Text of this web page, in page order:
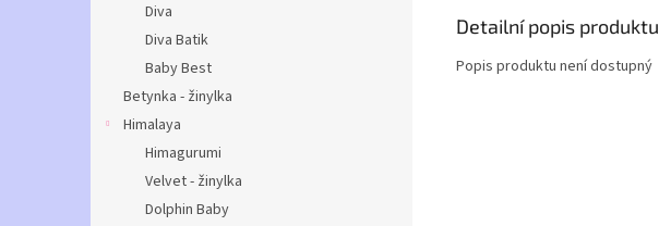
Diva
Diva Batik
Baby Best
Betynka - žinylka
Himalaya
Himagurumi
Velvet - žinylka
Dolphin Baby
Detailní popis produktu
Popis produktu není dostupný